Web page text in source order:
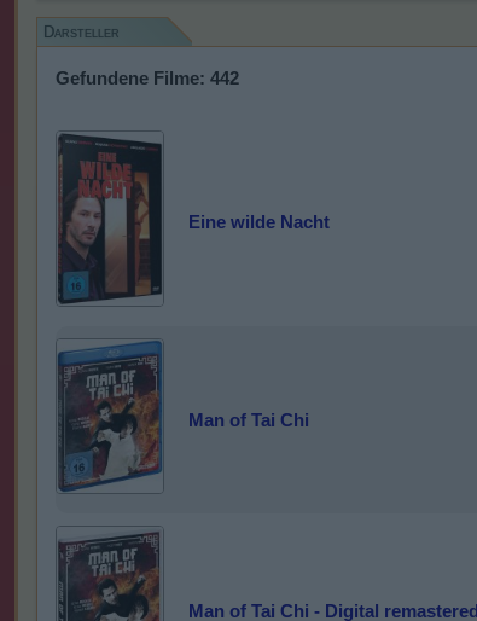
Darsteller
Gefundene Filme: 442
Eine wilde Nacht
Man of Tai Chi
Man of Tai Chi - Digital remastered